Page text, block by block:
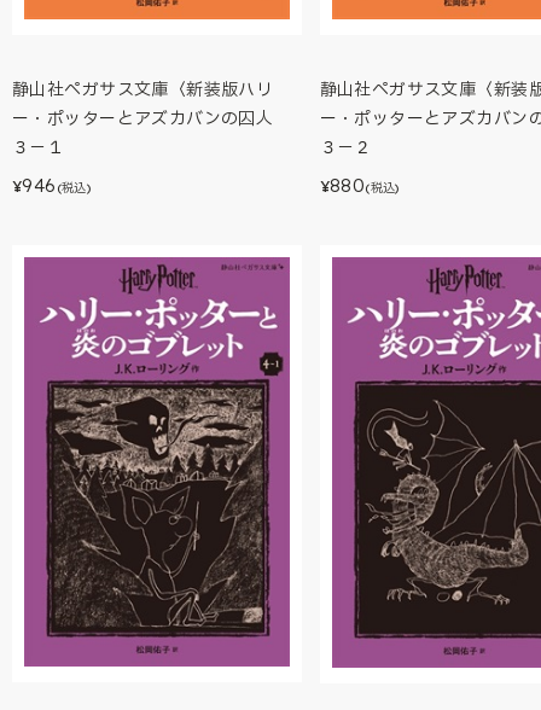
静山社ペガサス文庫〈新装版ハリ
ー・ポッターとアズカバンの囚人
３－１
¥946 (税込)
静山社ペガサス文庫〈新装
ー・ポッターとアズカバ
３－２
¥880(税込)